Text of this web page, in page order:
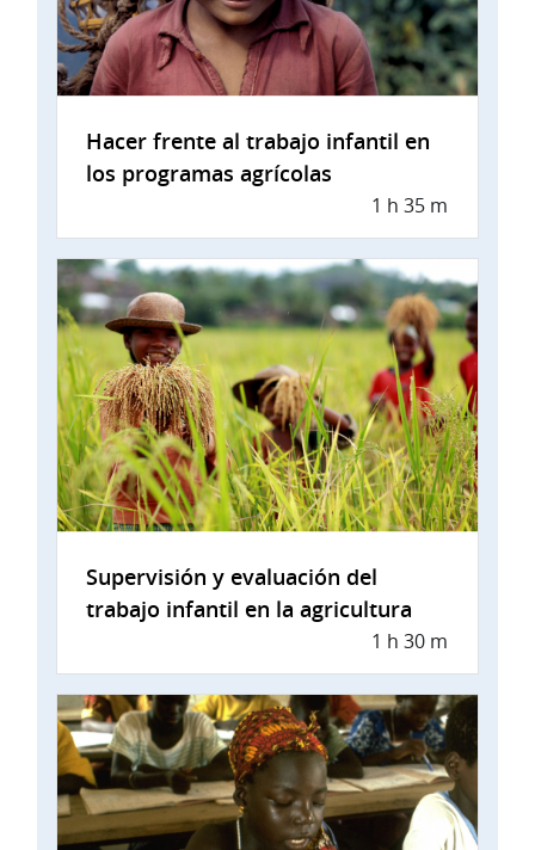
Hacer frente al trabajo infantil en
los programas agrícolas
1 h 35 m
Supervisión y evaluación del
trabajo infantil en la agricultura
1 h 30 m